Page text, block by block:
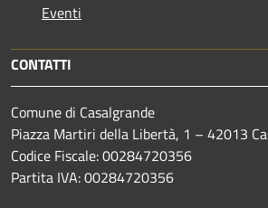
Eventi
CONTATTI
Comune di Casalgrande
Piazza Martiri della Libertà, 1 – 42013
Codice Fiscale: 00284720356
Partita IVA: 00284720356